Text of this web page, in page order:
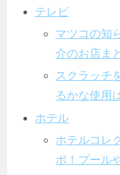
テレビ
マツコの知
介のお店ま
スクラッチ
るかな使用
ホテル
ホテルコレ
ポ！プール